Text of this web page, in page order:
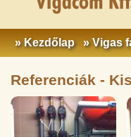
» Kezdőlap » Vigas
Referenciák -